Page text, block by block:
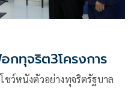
ทุจริต3โครงการ